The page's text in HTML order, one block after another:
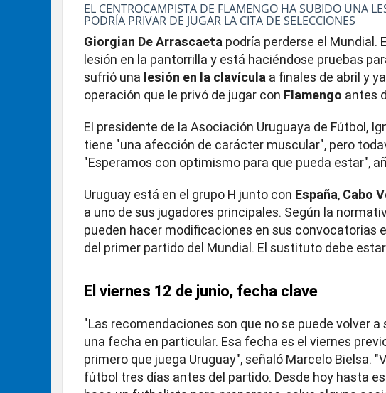
EL CENTROCAMPISTA DE FLAMENGO HA SUBIDO UNA
PODRÍA PRIVAR DE JUGAR LA CITA DE SELECCIONES
Giorgian De Arrascaeta podría perderse el Mundial.
lesión en la pantorrilla y está haciéndose pruebas
sufrió una lesión en la clavícula a finales de abril y
operación que le privó de jugar con Flamengo antes
El presidente de la Asociación Uruguaya de Fútbol,
tiene "una afección de carácter muscular", pero
"Esperamos con optimismo para que pueda estar",
Uruguay está en el grupo H junto con España, Cabo
a uno de sus jugadores principales. Según la
pueden hacer modificaciones en sus convocatorias
del primer partido del Mundial. El sustituto debe
El viernes 12 de junio, fecha clave
"Las recomendaciones son que no se puede volver
una fecha en particular. Esa fecha es el viernes
primero que juega Uruguay", señaló Marcelo Bielsa.
fútbol tres días antes del partido. Desde hoy hasta